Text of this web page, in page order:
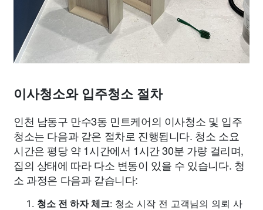
이사청소와 입주청소 절차
인천 남동구 만수3동 민트케어의 이사청소 및 입주
청소는 다음과 같은 절차로 진행됩니다. 청소 소요
시간은 평당 약 1시간에서 1시간 30분 가량 걸리며,
집의 상태에 따라 다소 변동이 있을 수 있습니다. 청
소 과정은 다음과 같습니다:
청소 전 하자 체크: 청소 시작 전 고객님의 의뢰 사